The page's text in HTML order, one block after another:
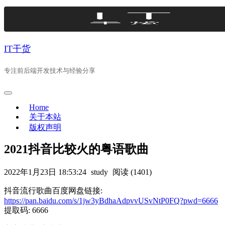
Skip
IT干货
专注前后端开发技术与经验分享
Home
关于本站
版权声明
2021抖音比较火的粤语歌曲
2022年1月23日 18:53:24 study 阅读 (1401)
抖音流行歌曲百度网盘链接:
https://pan.baidu.com/s/1jw3yBdhaAdpvvUSvNtP0FQ?pwd=6666
提取码: 6666